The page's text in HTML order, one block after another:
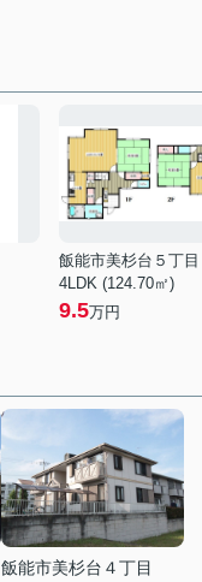
飯能市美杉台５丁目
4LDK (124.70㎡)
9.5万円
飯能市美杉台４丁目